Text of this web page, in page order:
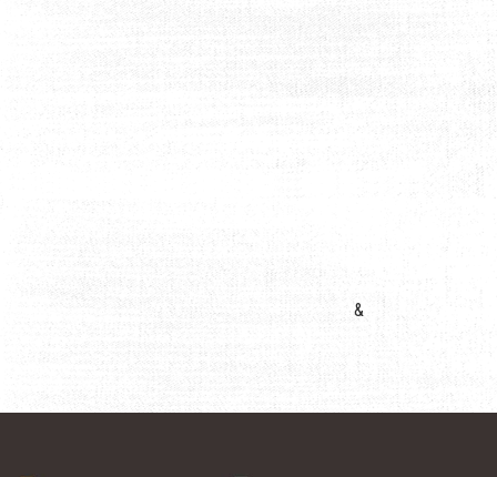
&